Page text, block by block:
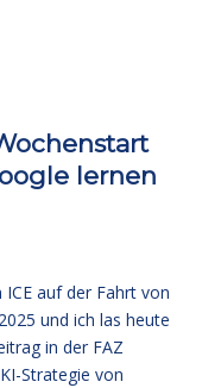
lernen
auf der Fahrt von
und ich las heute
in der FAZ
Strategie von